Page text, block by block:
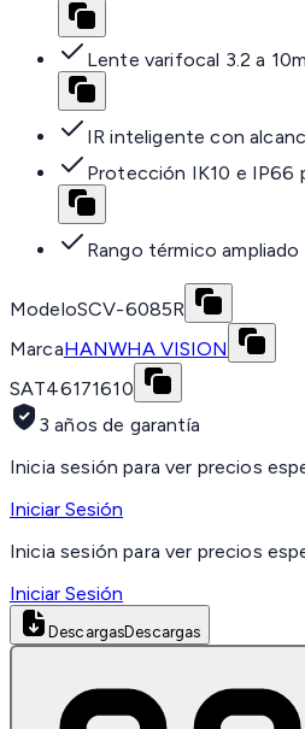
Lente varifocal 3.2 a
IR inteligente con
Protección IK10 e IP66
Rango térmico ampliado
ModeloSCV-6085R
MarcaHANWHA VISION
SAT46171610
3 años de garantía
Inicia sesión para ver precios
Iniciar Sesión
Inicia sesión para ver precios
Iniciar Sesión
DescargasDescargas